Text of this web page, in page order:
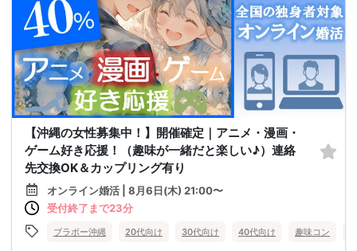
【沖縄の女性募集中！】開催確定｜アニメ・漫画・
ゲーム好き応援！（趣味が一緒だと楽しい♪）連絡
先交換OK＆カップリング有り
オンライン婚活 | 8月6日(木) 21:00〜
受付終了まで23分
ブラボー沖縄 20代向け 30代向け 40代向け 趣味コン